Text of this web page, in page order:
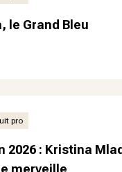
le Grand Bleu
pro
2026 : Kristina
merveille